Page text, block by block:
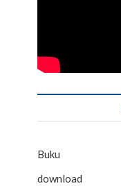
Buku
download